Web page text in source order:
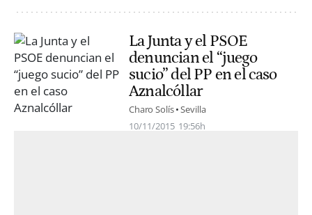
La Junta y el PSOE
denuncian el “juego
sucio” del PP en el caso
Aznalcóllar
Charo Solís Sevilla
10/11/2015 19:56h